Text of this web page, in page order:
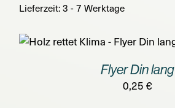
Lieferzeit:3 - 7 Werktage
Flyer Din lang
0,25€